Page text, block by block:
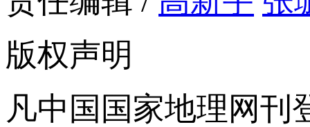
版权声明
凡中国国家地理网刊